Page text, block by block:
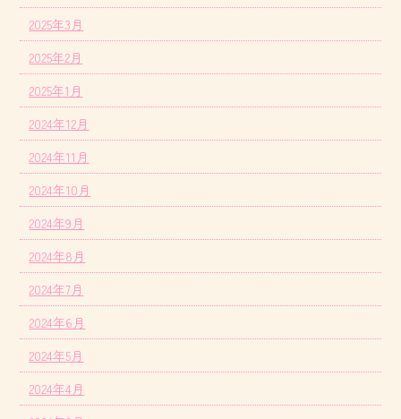
2025年3月
2025年2月
2025年1月
2024年12月
2024年11月
2024年10月
2024年9月
2024年8月
2024年7月
2024年6月
2024年5月
2024年4月